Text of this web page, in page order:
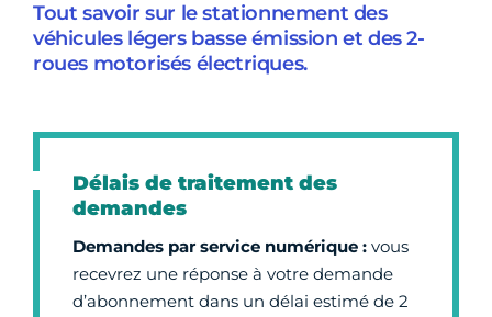
Tout savoir sur le stationnement des
véhicules légers basse émission et des 2-
roues motorisés électriques.
Délais de traitement des
demandes
Demandes par service numérique : vous
recevrez une réponse à votre demande
d’abonnement dans un délai estimé de 2